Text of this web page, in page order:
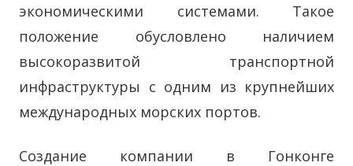
экономическими системами. Такое
положение обусловлено наличием
высокоразвитой транспортной
инфраструктуры с одним из крупнейших
международных морских портов.
Создание компании в Гонконге